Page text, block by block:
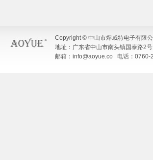
Copyright © 中山市焊威特电子有限
地址：广东省中山市南头镇国泰路2号
邮箱：info@aoyue.co 电话：